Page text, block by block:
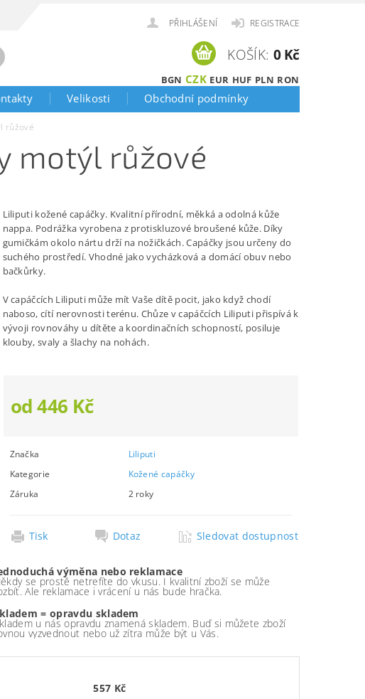
PŘIHLÁŠENÍ REGISTRACE
BGN CZK EUR HUF PLN RON
KOŠÍK: 0 Kč
Velikosti Obchodní podmínky
růžové
motýl růžové
Liliputi kožené capáčky. Kvalitní přírodní, měkká a odolná kůže
nappa. Podrážka vyrobena z protiskluzové broušené kůže. Díky
gumičkám okolo nártu drží na nožičkách.Capáčky jsou určeny do
suchého prostředí. Vhodné jako vycházková a domácí obuv nebo
bačkůrky.
V capáčcích Liliputi může mít Vaše dítě pocit, jako když chodí
naboso, cítí nerovnosti terénu. Chůze v capáčcích Liliputi přispívá k
vývoji rovnováhy u dítěte a koordinačních schopností, posiluje
klouby, svaly a šlachy na nohách.
od 446 Kč
Značka
Liliputi
Kategorie
Kožené capáčky
Záruka
2 roky
Tisk Dotaz Sledovat dostupnost
výměna nebo reklamace
se prostě netrefíte do vkusu. I kvalitní zboží se může
Ale reklamace i vrácení u nás bude hračka.
= opravdu skladem
u nás opravdu znamená skladem. Buď si můžete zboží
vyzvednout nebo už zítra může být u Vás.
557 Kč